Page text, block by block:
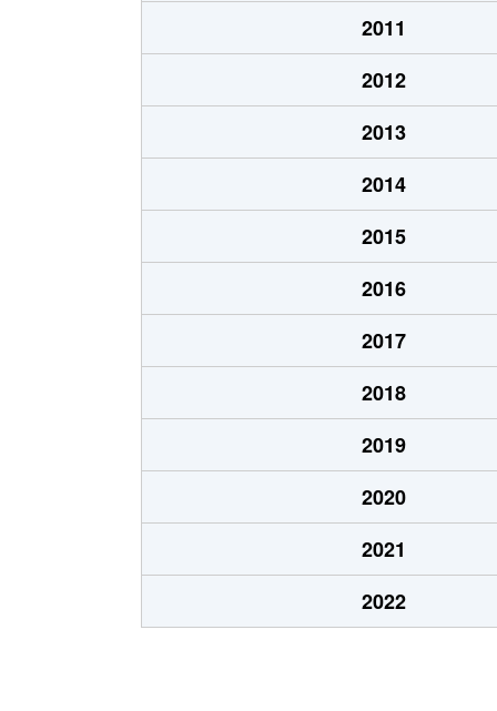
2011
2012
2013
2014
2015
2016
2017
2018
2019
2020
2021
2022